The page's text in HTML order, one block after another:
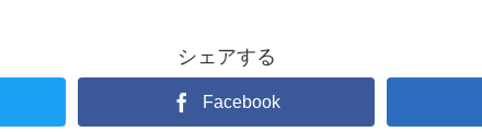
シェアする
Facebook